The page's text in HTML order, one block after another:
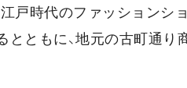
戸時代のファッションシ
とともに、地元の古町通